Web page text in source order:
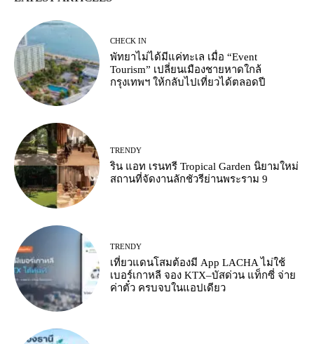
CHECK IN
พัทยาไม่ได้มีแค่ทะเล เมื่อ “Event
Tourism” เปลี่ยนเมืองชายหาดใกล้
กรุงเทพฯ ให้กลับไปเที่ยวได้ตลอดปี
TRENDY
ริน แอท เรนทรี Tropical Garden นิยามใหม่
สถานที่จัดงานลักชัวรีย่านพระราม 9
TRENDY
เที่ยวแดนโสมต้องมี App LACHA ไม่ใช้
เบอร์เกาหลี จอง KTX–บัสด่วน แท็กซี่ จ่าย
ค่าตั๋ว ครบจบในแอปเดียว